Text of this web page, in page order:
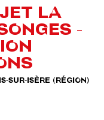
LA
-
SUR-ISÈRE (RÉGION)